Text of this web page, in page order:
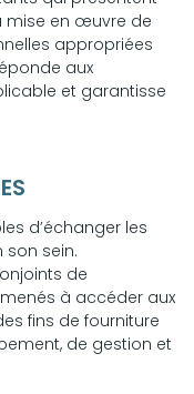
mise en œuvre de
appropriées
aux
et garantisse
d’échanger les
sein.
de
à accéder aux
fins de fourniture
de gestion et